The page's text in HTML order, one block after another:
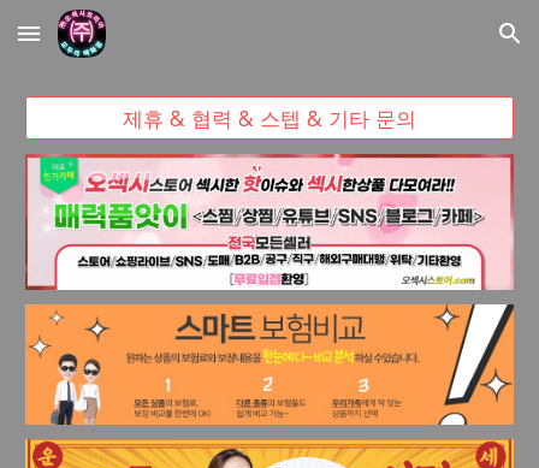
Skip to main content Skip to navigation
제휴 & 협력 & 스텝 & 기타 문의